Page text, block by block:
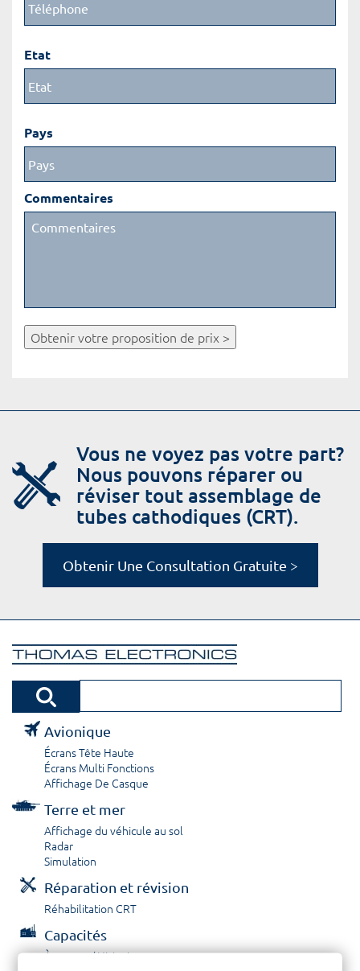
Etat
Pays
Commentaires
Obtenir votre proposition de prix >
Vous ne voyez pas votre part?
Nous pouvons réparer ou
réviser tout assemblage de
tubes cathodiques (CRT).
Obtenir Une Consultation Gratuite >
Avionique
Écrans Tête Haute
Écrans Multi Fonctions
Affichage De Casque
Terre et mer
Affichage du véhicule au sol
Radar
Simulation
Réparation et révision
Réhabilitation CRT
Capacités
À propos / Historique